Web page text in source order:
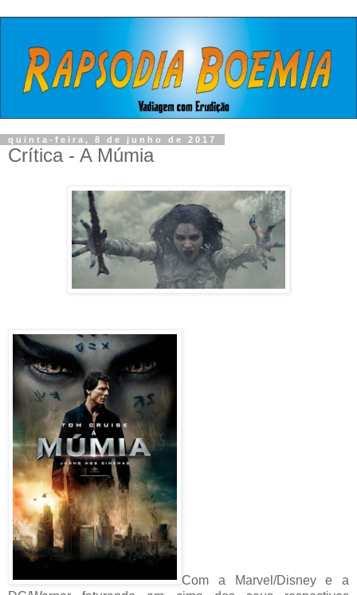
quinta-feira, 8 de junho de 2017
Crítica - A Múmia
Com a Marvel/Disney e a